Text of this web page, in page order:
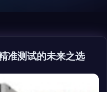
准测试的未来之选